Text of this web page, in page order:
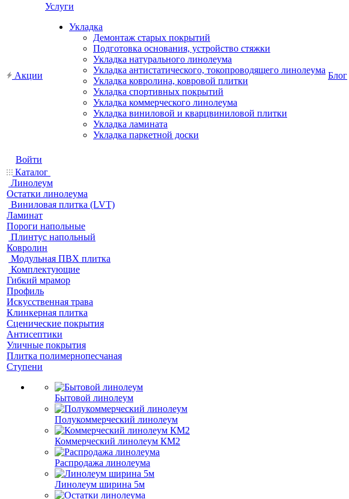
Акции
Услуги
Укладка
Демонтаж старых покрытий
Подготовка основания, устройство стяжки
Укладка натурального линолеума
Укладка антистатического, токопроводящего линолеума
Укладка ковролина, ковровой плитки
Укладка спортивных покрытий
Укладка коммерческого линолеума
Укладка виниловой и кварцвиниловой плитки
Укладка ламината
Укладка паркетной доски
Блог
Войти
Каталог
Линолеум
Остатки линолеума
Виниловая плитка (LVT)
Ламинат
Пороги напольные
Плинтус напольный
Ковролин
Модульная ПВХ плитка
Комплектующие
Гибкий мрамор
Профиль
Искусственная трава
Клинкерная плитка
Сценические покрытия
Антисептики
Уличные покрытия
Плитка полимернопесчаная
Ступени
Бытовой линолеум
Полукоммерческий линолеум
Коммерческий линолеум КМ2
Распродажа линолеума
Линолеум ширина 5м